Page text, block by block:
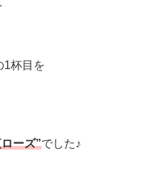
1杯目を
ーズ”でした♪